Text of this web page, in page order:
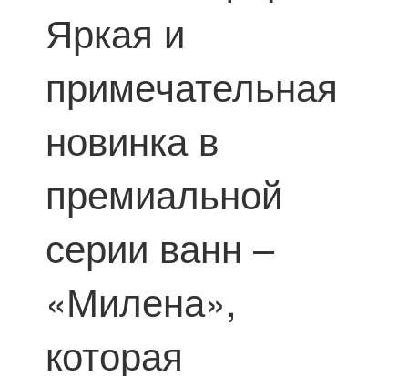
Яркая и
примечательная
новинка в
премиальной
серии ванн –
«Милена»,
которая